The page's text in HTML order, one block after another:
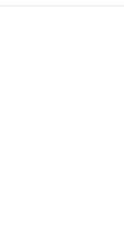
. Šio tikslo buvo
vertinimo klausimų